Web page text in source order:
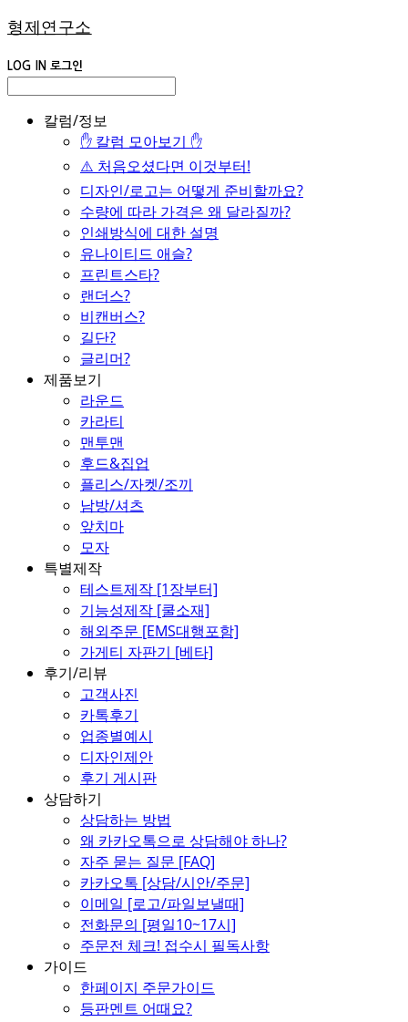
형제연구소
LOG IN 로그인
칼럼/정보
✋ 칼럼 모아보기 ✋
⚠️ 처음오셨다면 이것부터!
디자인/로고는 어떻게 준비할까요?
수량에 따라 가격은 왜 달라질까?
인쇄방식에 대한 설명
유나이티드 애슬?
프린트스타?
랜더스?
비캔버스?
길단?
글리머?
제품보기
라운드
카라티
맨투맨
후드&집업
플리스/자켓/조끼
남방/셔츠
앞치마
모자
특별제작
테스트제작 [1장부터]
기능성제작 [쿨소재]
해외주문 [EMS대행포함]
가게티 자판기 [베타]
후기/리뷰
고객사진
카톡후기
업종별예시
디자인제안
후기 게시판
상담하기
상담하는 방법
왜 카카오톡으로 상담해야 하나?
자주 묻는 질문 [FAQ]
카카오톡 [상담/시안/주문]
이메일 [로고/파일보낼때]
전화문의 [평일10~17시]
주문전 체크! 접수시 필독사항
가이드
한페이지 주문가이드
등판멘트 어때요?